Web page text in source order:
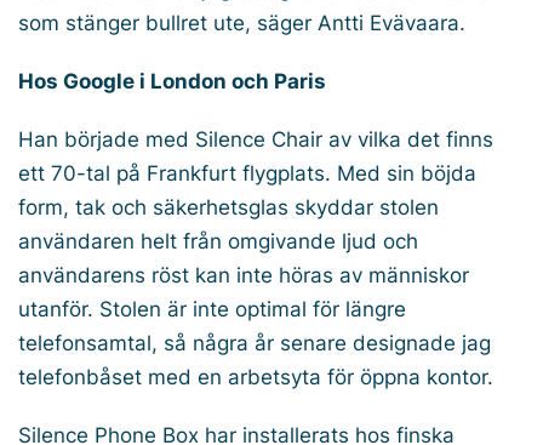
som stänger bullret ute, säger Antti Evävaara.
Hos Google i London och Paris
Han började med Silence Chair av vilka det finns
ett 70-tal på Frankfurt flygplats. Med sin böjda
form, tak och säkerhetsglas skyddar stolen
användaren helt från omgivande ljud och
användarens röst kan inte höras av människor
utanför. Stolen är inte optimal för längre
telefonsamtal, så några år senare designade jag
telefonbåset med en arbetsyta för öppna kontor.
Silence Phone Box har installerats hos finska